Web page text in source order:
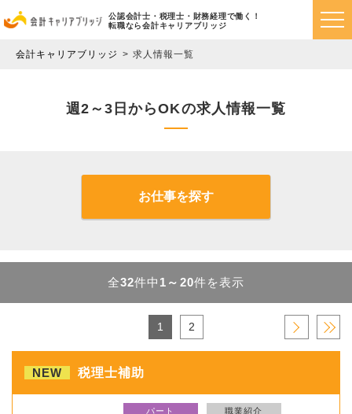
公認会計士・税理士・財務経理で働く！
転職なら会計キャリアブリッジ
会計キャリアブリッジ 求人情報一覧
週2～3日からOKの求人情報一覧
お仕事を探す
全32件中 1～20件を表示
1 2 › »
NEW 税理士補助
パート 職業紹介